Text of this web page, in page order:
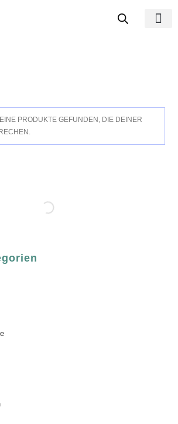
PRODUKTE GEFUNDEN, DIE DEINER